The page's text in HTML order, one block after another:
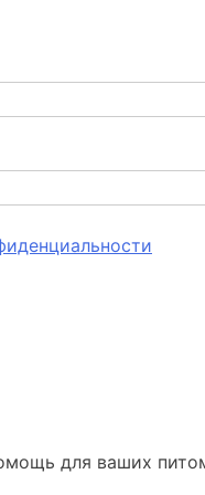
для ваших